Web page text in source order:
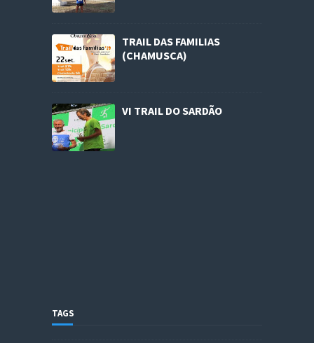
TRAIL DAS FAMILIAS
(CHAMUSCA)
VI TRAIL DO SARDÃO
TAGS